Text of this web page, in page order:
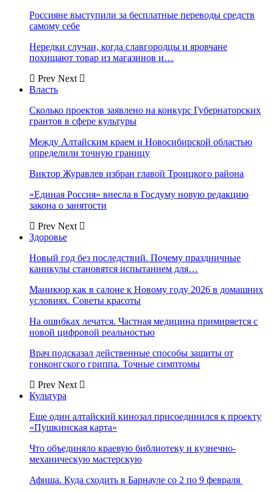
Россияне выступили за бесплатные переводы средств
самому себе
Нередки случаи, когда славгородцы и яровчане
похищают товар из магазинов и…
Prev Next
Власть
Сколько проектов заявлено на конкурс Губернаторских
грантов в сфере культуры
Между Алтайским краем и Новосибирской областью
определили точную границу
Виктор Журавлев избран главой Троицкого района
«Единая Россия» внесла в Госдуму новую редакцию
закона о занятости
Prev Next
Здоровье
Новый год без последствий. Почему праздничные
каникулы становятся испытанием для…
Маникюр как в салоне к Новому году 2026 в домашних
условиях. Советы красоты
На ошибках лечатся. Частная медицина примиряется с
новой цифровой реальностью
Врач подсказал действенные способы защиты от
гонконгского гриппа. Точные симптомы
Prev Next
Культура
Еще один алтайский кинозал присоединился к проекту
«Пушкинская карта»
Что объединяло краевую библиотеку и кузнечно-
механическую мастерскую
Афиша. Куда сходить в Барнауле со 2 по 9 февраля